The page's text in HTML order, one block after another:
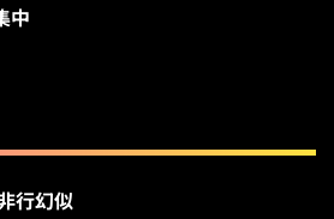
中
行幻似